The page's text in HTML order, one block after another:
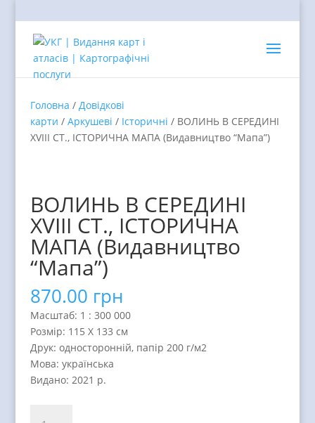
Головна / Довідкові
карти / Аркушеві / Історичні / ВОЛИНЬ В СЕРЕДИНІ
ХVIII СТ., ІСТОРИЧНА МАПА (Видавництво “Мапа”)
ВОЛИНЬ В СЕРЕДИНІ
ХVIII СТ., ІСТОРИЧНА
МАПА (Видавництво
“Мапа”)
870.00 грн
Масштаб: 1 : 300 000
Розмір: 115 Х 133 см
Друк: односторонній, папір 200 г/м2
Мова: українська
Видано: 2021 р.